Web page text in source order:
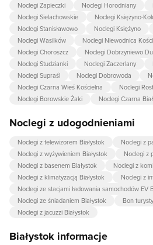
Noclegi Zapieczki
Noclegi Horodniany
Noclegi Sielachowskie
Noclegi Księżyno-
Noclegi Stanisławowo
Noclegi Księżyno
Noclegi Wasilków
Noclegi Niewodnica
Noclegi Choroszcz
Noclegi Dobrzyniewo
Noclegi Studzianki
Noclegi Zaczerlany
Noclegi Supraśl
Noclegi Dobrowoda
Noclegi Czarna Wieś Kościelna
Noclegi
Noclegi Borowskie Żaki
Noclegi Czarna
Noclegi z udogodnieniami
Noclegi z telewizorem Białystok
Noclegi z
Noclegi z wyżywieniem Białystok
Noclegi z
Noclegi z basenem Białystok
Noclegi z
Noclegi z klimatyzacją Białystok
Noclegi z
Noclegi ze stacjami ładowania samochodów EV
Noclegi ze śniadaniem Białystok
Bon
Noclegi z jacuzzi Białystok
Białystok informacje